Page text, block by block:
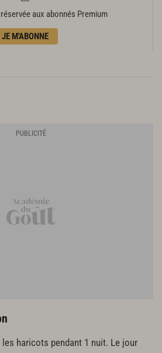
aux abonnés Premium
JE M'ABONNE
haricots pendant 1 nuit. Le jour